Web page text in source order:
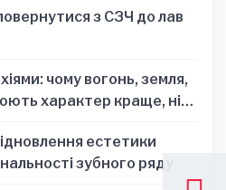
з СЗЧ до лав
чому вогонь, земля,
характер краще, ніж
естетики
зубного ряду